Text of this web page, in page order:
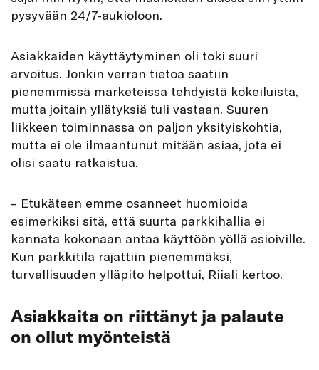
pysyvään 24/7-aukioloon.
Asiakkaiden käyttäytyminen oli toki suuri
arvoitus. Jonkin verran tietoa saatiin
pienemmissä marketeissa tehdyistä kokeiluista,
mutta joitain yllätyksiä tuli vastaan. Suuren
liikkeen toiminnassa on paljon yksityiskohtia,
mutta ei ole ilmaantunut mitään asiaa, jota ei
olisi saatu ratkaistua.
– Etukäteen emme osanneet huomioida
esimerkiksi sitä, että suurta parkkihallia ei
kannata kokonaan antaa käyttöön yöllä asioiville.
Kun parkkitila rajattiin pienemmäksi,
turvallisuuden ylläpito helpottui, Riiali kertoo.
Asiakkaita on riittänyt ja palaute
on ollut myönteistä